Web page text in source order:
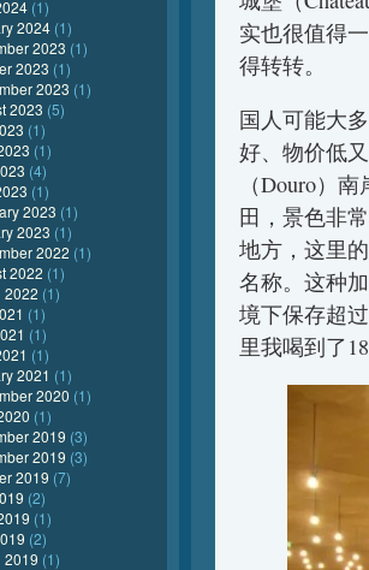
实也很值得
得转转。
国人可能大
好、物价低
（Douro）
田，景色非
地方，这里
名称。这种
境下保存超
里我喝到了
(1)
2024 (1)
2023 (1)
2023 (1)
2023 (1)
2023 (5)
(1)
(1)
(4)
(1)
2023 (1)
2023 (1)
2022 (1)
2022 (1)
2022 (1)
(1)
(1)
(1)
2021 (1)
2020 (1)
(1)
2019 (3)
2019 (3)
2019 (7)
(2)
(1)
(2)
2019 (1)